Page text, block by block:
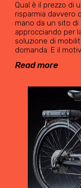
Qual è il prezzo di
risparmia davvero
mano da un sito
approcciando per
soluzione di
domanda. E il
Read more